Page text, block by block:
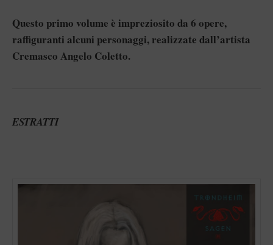
Questo primo volume è impreziosito da 6 opere,
raffiguranti alcuni personaggi, realizzate dall’artista
Cremasco Angelo Coletto.
ESTRATTI